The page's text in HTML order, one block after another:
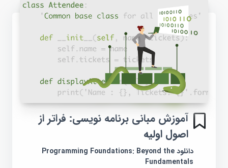
آموزش مبانی برنامه نویسی: فراتر از
اصول اولیه
دانلود Programming Foundations: Beyond the
Fundamentals